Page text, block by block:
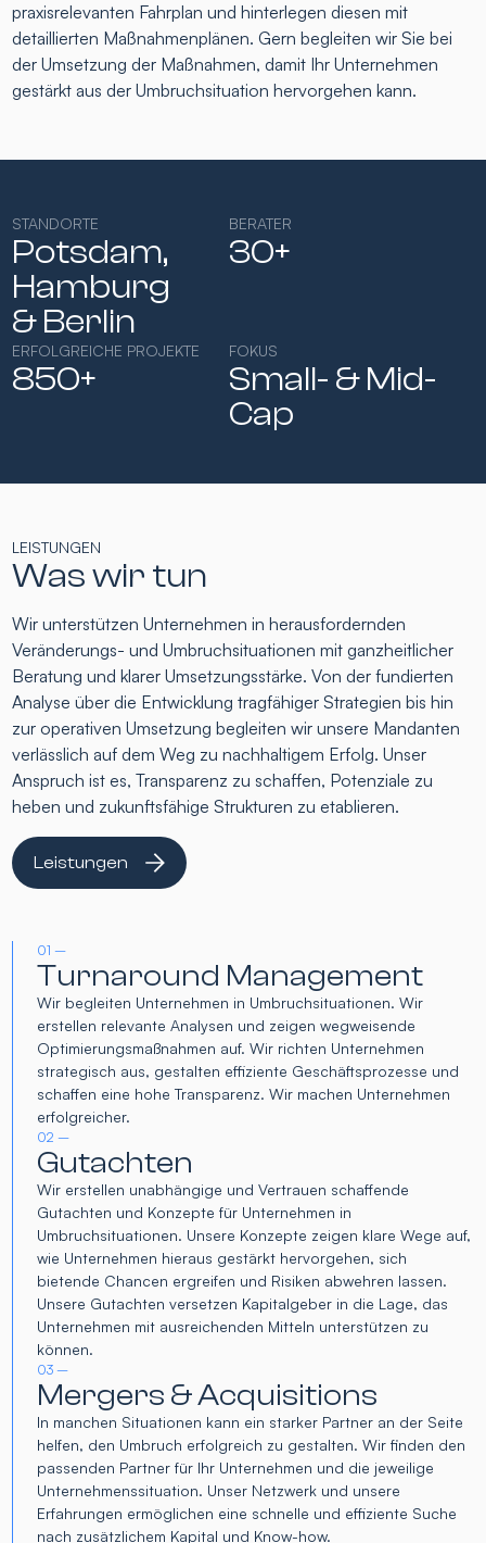
praxisrelevanten Fahrplan und hinterlegen diesen mit
detaillierten Maßnahmenplänen. Gern begleiten wir Sie bei
der Umsetzung der Maßnahmen, damit Ihr Unternehmen
gestärkt aus der Umbruchsituation hervorgehen kann.
STANDORTE
Potsdam,
Hamburg​
& Berlin
BERATER
30+
ERFOLGREICHE PROJEKTE
850+
FOKUS
Small- & Mid-
Cap​
LEISTUNGEN
Was wir tun
Wir unterstützen Unternehmen in herausfordernden
Veränderungs- und Umbruchsituationen mit ganzheitlicher
Beratung und klarer Umsetzungsstärke. Von der fundierten
Analyse über die Entwicklung tragfähiger Strategien bis hin
zur operativen Umsetzung begleiten wir unsere Mandanten
verlässlich auf dem Weg zu nachhaltigem Erfolg. Unser
Anspruch ist es, Transparenz zu schaffen, Potenziale zu
heben und zukunftsfähige Strukturen zu etablieren.
Leistungen
01 –
Turnaround Management
Wir begleiten Unternehmen in Umbruchsituationen. Wir
erstellen relevante Analysen und zeigen wegweisende
Optimierungsmaßnahmen auf. Wir richten Unternehmen
strategisch aus, gestalten effiziente Geschäftsprozesse und
schaffen eine hohe Transparenz. Wir machen Unternehmen
erfolgreicher.
02 –
Gutachten
Wir erstellen unabhängige und Vertrauen schaffende
Gutachten und Konzepte für Unternehmen in
Umbruchsituationen. Unsere Konzepte zeigen klare Wege auf,
wie Unternehmen hieraus gestärkt hervorgehen, sich
bietende Chancen ergreifen und Risiken abwehren lassen.
Unsere Gutachten versetzen Kapitalgeber in die Lage, das
Unternehmen mit ausreichenden Mitteln unterstützen zu
können.
03 –
Mergers & Acquisitions
In manchen Situationen kann ein starker Partner an der Seite
helfen, den Umbruch erfolgreich zu gestalten. Wir finden den
passenden Partner für Ihr Unternehmen und die jeweilige
Unternehmenssituation. Unser Netzwerk und unsere
Erfahrungen ermöglichen eine schnelle und effiziente Suche
nach zusätzlichem Kapital und Know-how.